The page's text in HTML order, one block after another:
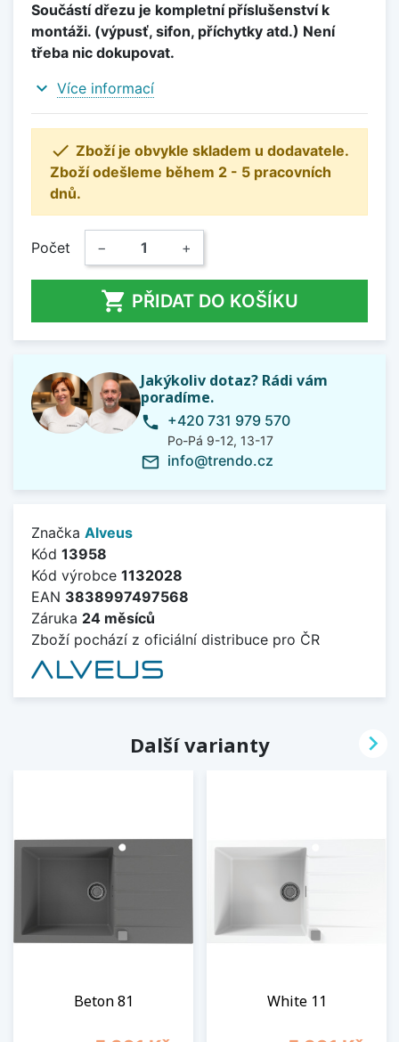
Součástí dřezu je kompletní příslušenství k
montáži. (výpusť, sifon, příchytky atd.) Není
třeba nic dokupovat.
expand_more Více informací
 Zboží je obvykle skladem u dodavatele.
Zboží odešleme během 2 - 5 pracovních
dnů.
Počet − +
 PŘIDAT DO KOŠÍKU
Jakýkoliv dotaz? Rádi vám
poradíme.
phone +420 731 979 570
Po-Pá 9-12, 13-17
mail_outline info@trendo.cz
Značka Alveus
Kód 13958
Kód výrobce 1132028
EAN 3838997497568
Záruka 24 měsíců
Zboží pochází z oficiální distribuce pro ČR
Další varianty
Beton 81 White 11
